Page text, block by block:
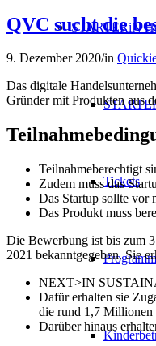
STARTERiN
Tickets
Programm
QVC sucht die
9. Dezember 2020/in
Das digitale
Gründer mit Produkten aus
Teilnahmeberechtigt
Zudem muss das
Das Startup sollte vor
Das Produkt muss
Die Bewerbung ist bis zum
2021 bekanntgegeben. Sie
NEXT>IN
Dafür erhalten sie
die rund 1,7 Millionen
Darüber hinaus